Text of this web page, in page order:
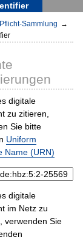
Sammlung →
digitale
zu zitieren,
Sie bitte
Uniform
Name (URN)
digitale
im Netz zu
verwenden Sie